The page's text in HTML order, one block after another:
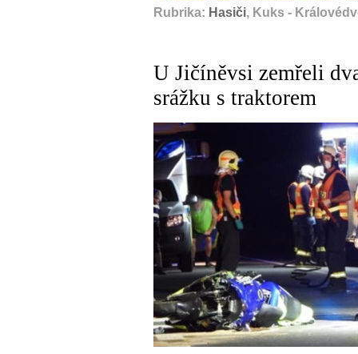
Rubrika: Hasiči, Kuks -
U Jičíněvsi zemřeli
srážku s traktorem